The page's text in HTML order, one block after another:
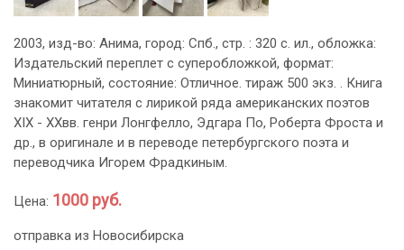
2003, изд-во: Анима, город: Спб., стр. : 320 с. ил., обложка:
Издательский переплет с суперобложкой, формат:
Миниатюрный, состояние: Отличное. тираж 500 экз. . Книга
знакомит читателя с лирикой ряда американских поэтов
XIX - XXвв. генри Лонгфелло, Эдгара По, Роберта Фроста и
др., в оригинале и в переводе петербургского поэта и
переводчика Игорем Фрадкиным.
Цена: 1000 руб.
отправка из Новосибирска